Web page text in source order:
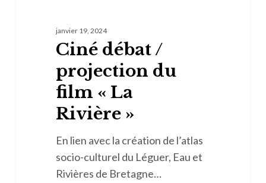
janvier 19, 2024
Ciné débat /
projection du
film « La
Rivière »
En lien avec la création de l’atlas
socio-culturel du Léguer, Eau et
Rivières de Bretagne…